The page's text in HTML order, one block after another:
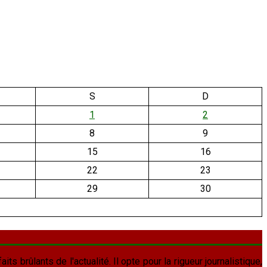
S
D
1
2
8
9
15
16
22
23
29
30
brûlants de l'actualité. Il opte pour la rigueur journalistique,